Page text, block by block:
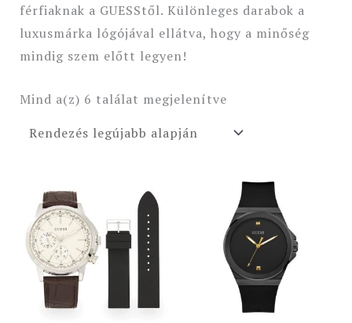
férfiaknak a GUESStől. Különleges darabok a
luxusmárka lógójával ellátva, hogy a minőség
mindig szem előtt legyen!
Mind a(z) 6 találat megjelenítve